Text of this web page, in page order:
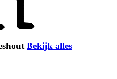
Bekijk alles